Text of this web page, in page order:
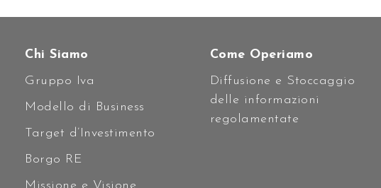
Chi Siamo
Gruppo Iva
Modello di Business
Target d’Investimento
Borgo RE
Come Operiamo
Diffusione e Stoccaggio
delle informazioni
regolamentate